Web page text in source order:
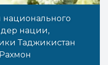
нации,
Таджикистан